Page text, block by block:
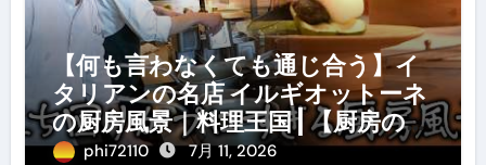
【何も言わなくても通じ合う】イ
タリアンの名店 イルギオットーネ
の厨房風景｜料理王国 | 【厨房の世
界】【イタリアン】【営業風景】
phi72110 7月 11, 2026